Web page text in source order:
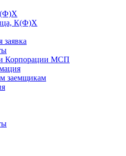
К(Ф)Х
заявка
Корпорации МСП
заемщикам